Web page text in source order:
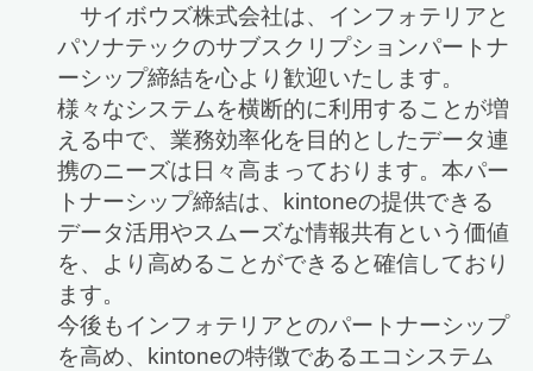
サイボウズ株式会社は、インフォテリアと
パソナテックのサブスクリプションパートナ
ーシップ締結を心より歓迎いたします。
様々なシステムを横断的に利用することが増
える中で、業務効率化を目的としたデータ連
携のニーズは日々高まっております。本パー
トナーシップ締結は、kintoneの提供できる
データ活用やスムーズな情報共有という価値
を、より高めることができると確信しており
ます。
今後もインフォテリアとのパートナーシップ
を高め、kintoneの特徴であるエコシステム